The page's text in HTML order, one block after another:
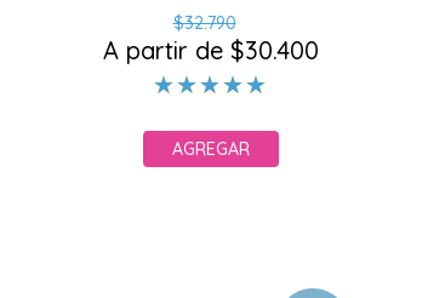
Precio
habitual
$32.790Precio
de
oferta
A partir de $30.400
AGREGAR